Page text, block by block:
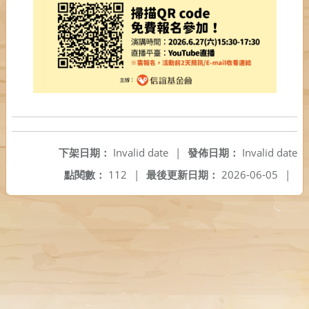
發佈日期： Invalid date
下架日期： Invalid date
|
最後更新日期： 2026-06-05 |
點閱數： 112 |